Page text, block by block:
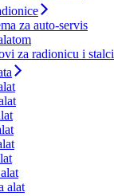
za auto-servis
za radionicu i stalci
alat